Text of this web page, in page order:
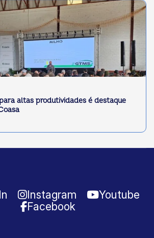
altas produtividades é destaque
Instagram
Youtube
Facebook